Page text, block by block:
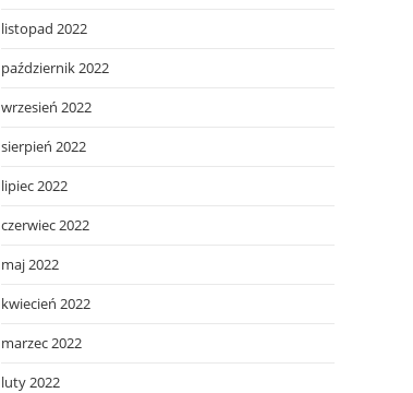
listopad 2022
październik 2022
wrzesień 2022
sierpień 2022
lipiec 2022
czerwiec 2022
maj 2022
kwiecień 2022
marzec 2022
luty 2022